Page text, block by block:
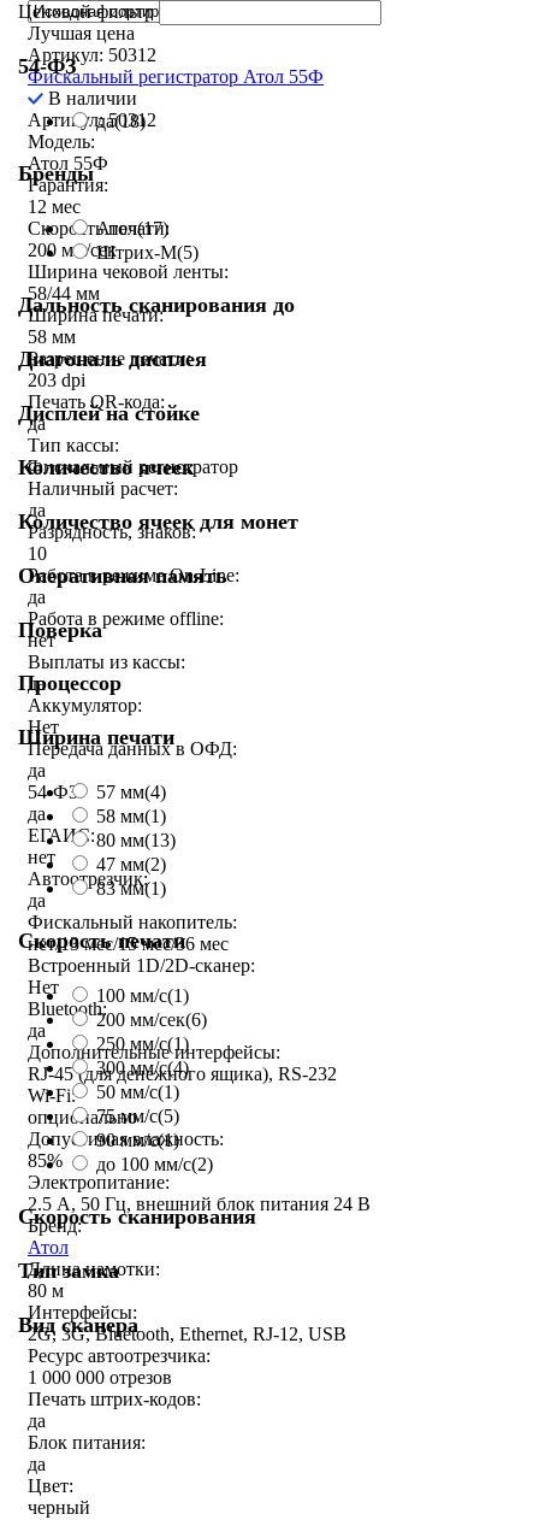
Ценовой фильтр
54-ФЗ
да(18)
Бренды
Атол(17)
Штрих-М(5)
Дальность сканирования до
Диагональ дисплея
Дисплей на стойке
Количество ячеек
Количество ячеек для монет
Оперативная память
Поверка
Процессор
Ширина печати
57 мм(4)
58 мм(1)
80 мм(13)
47 мм(2)
83 мм(1)
Скорость печати
100 мм/с(1)
200 мм/сек(6)
250 мм/c(1)
300 мм/с(4)
50 мм/с(1)
75 мм/с(5)
90 мм/с(1)
до 100 мм/с(2)
Скорость сканирования
Тип замка
Вид сканера
Лучшая цена
Артикул: 50312
Фискальный регистратор Атол 55Ф
В наличии
Артикул: 50312
Модель:
Атол 55Ф
Гарантия:
12 мес
Скорость печати:
200 мм/сек
Ширина чековой ленты:
58/44 мм
Ширина печати:
58 мм
Разрешение печати:
203 dpi
Печать QR-кода:
да
Тип кассы:
Фискальный регистратор
Наличный расчет:
да
Разрядность, знаков:
10
Работа в режиме On-Line:
да
Работа в режиме offline:
нет
Выплаты из кассы:
да
Аккумулятор:
Нет
Передача данных в ОФД:
да
54-ФЗ:
да
ЕГАИС:
нет
Автоотрезчик:
да
Фискальный накопитель:
нет/13 мес/15 мес/36 мес
Встроенный 1D/2D-сканер:
Нет
Bluetooth:
да
Дополнительные интерфейсы:
RJ-45 (для денежного ящика), RS-232
Wi-Fi:
опционально
Допустимая влажность:
85%
Электропитание:
2.5 А, 50 Гц, внешний блок питания 24 В
Бренд:
Атол
Длина намотки:
80 м
Интерфейсы:
2G, 3G, Bluetooth, Ethernet, RJ-12, USB
Ресурс автоотрезчика:
1 000 000 отрезов
Печать штрих-кодов:
да
Блок питания:
да
Цвет:
черный